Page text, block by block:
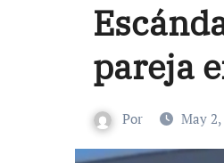
pareja
Por May 2,